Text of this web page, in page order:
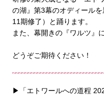
の湖』第3幕のオディール
11期修了）と踊ります。
また、幕開きの『ワルツ』
どうぞご期待ください！
▶「エトワールへの道程